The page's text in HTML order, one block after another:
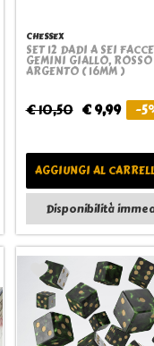
Quickview
CHESSEX
SET 12 DADI A SEI
GEMINI GIALLO,
ARGENTO ( 16MM )
€ 10,50 € 9,99 -
AGGIUNGI AL
Disponibilità